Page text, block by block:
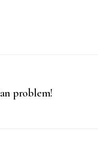
problem!